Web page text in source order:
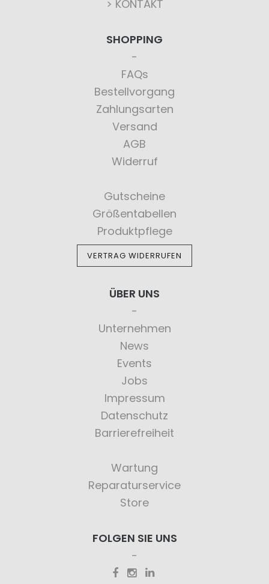
> KONTAKT
SHOPPING
FAQs
Bestellvorgang
Zahlungsarten
Versand
AGB
Widerruf
Gutscheine
Größentabellen
Produktpflege
VERTRAG WIDERRUFEN
ÜBER UNS
Unternehmen
News
Events
Jobs
Impressum
Datenschutz
Barrierefreiheit
Wartung
Reparaturservice
Store
FOLGEN SIE UNS